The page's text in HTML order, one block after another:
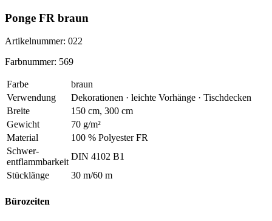
Ponge FR braun
Artikelnummer: 022
Farbnummer: 569
Farbe
braun
Verwendung
Dekorationen · leichte Vorhänge · Tischdecken
Breite
150 cm, 300 cm
Gewicht
70 g/m²
Material
100 % Polyester FR
Schwer-
entflammbarkeit
DIN 4102 B1
Stücklänge
30 m/60 m
Bürozeiten